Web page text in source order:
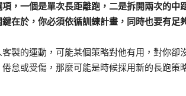
，一個是單次長距離跑，二是拆開兩次的中
在於，你必須依循訓練計畫，同時也要有足
製的運動，可能某個策略對他有用，對你卻
怠或受傷，那麼可能是時候採用新的長跑策